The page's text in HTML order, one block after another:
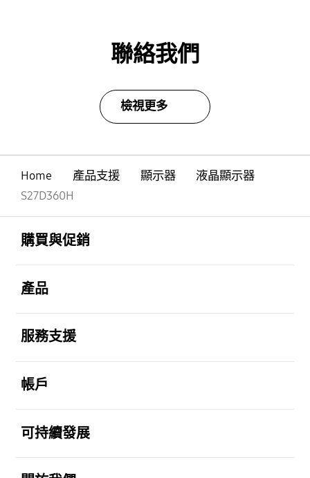
聯絡我們
檢視更多
Home 產品支援 顯示器
液晶顯示器
S27D360H
購買與促銷
產品
服務支援
帳戶
可持續發展